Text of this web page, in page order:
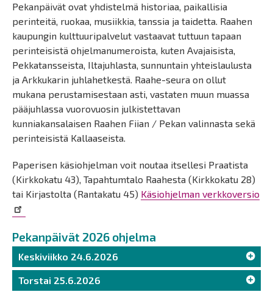
Pekanpäivät ovat yhdistelmä historiaa, paikallisia
perinteitä, ruokaa, musiikkia, tanssia ja taidetta. Raahen
kaupungin kulttuuripalvelut vastaavat tuttuun tapaan
perinteisistä ohjelmanumeroista, kuten Avajaisista,
Pekkatansseista, Iltajuhlasta, sunnuntain yhteislaulusta
ja Arkkukarin juhlahetkestä. Raahe-seura on ollut
mukana perustamisestaan asti, vastaten muun muassa
pääjuhlassa vuorovuosin julkistettavan
kunniakansalaisen Raahen Fiian / Pekan valinnasta sekä
perinteisistä Kallaaseista.
Paperisen käsiohjelman voit noutaa itsellesi Praatista
(Kirkkokatu 43), Tapahtumtalo Raahesta (Kirkkokatu 28)
tai Kirjastolta (Rantakatu 45) Käsiohjelman verkkoversio
Pekanpäivät 2026 ohjelma
Keskiviikko 24.6.2026
Torstai 25.6.2026